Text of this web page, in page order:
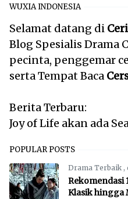
WUXIA INDONESIA
Selamat datang di
Blog Spesialis Drama
pecinta, penggemar
serta Tempat Baca
Berita Terbaru:
Joy of Life akan ada
POPULAR POSTS
Drama Terbaik ,
Rekomendasi
Klasik hingga